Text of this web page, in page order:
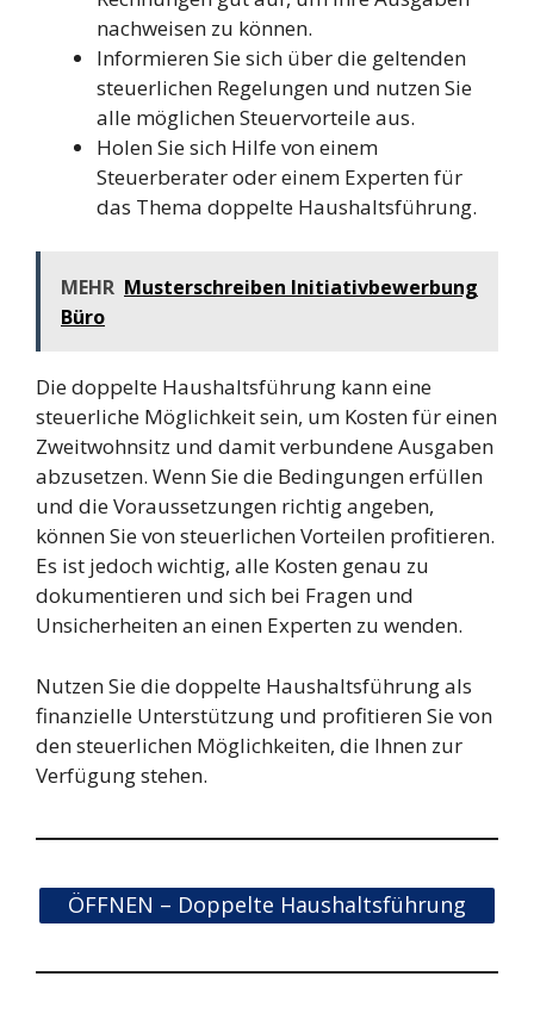
nachweisen zu können.
Informieren Sie sich über die geltenden
steuerlichen Regelungen und nutzen Sie
alle möglichen Steuervorteile aus.
Holen Sie sich Hilfe von einem
Steuerberater oder einem Experten für
das Thema doppelte Haushaltsführung.
MEHR Musterschreiben Initiativbewerbung
Büro
Die doppelte Haushaltsführung kann eine
steuerliche Möglichkeit sein, um Kosten für einen
Zweitwohnsitz und damit verbundene Ausgaben
abzusetzen. Wenn Sie die Bedingungen erfüllen
und die Voraussetzungen richtig angeben,
können Sie von steuerlichen Vorteilen profitieren.
Es ist jedoch wichtig, alle Kosten genau zu
dokumentieren und sich bei Fragen und
Unsicherheiten an einen Experten zu wenden.
Nutzen Sie die doppelte Haushaltsführung als
finanzielle Unterstützung und profitieren Sie von
den steuerlichen Möglichkeiten, die Ihnen zur
Verfügung stehen.
ÖFFNEN – Doppelte Haushaltsführung